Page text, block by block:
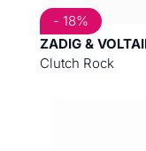
ZADIG &
Clutch Rock
- 18%